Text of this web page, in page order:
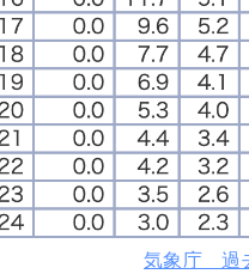
気象庁 過